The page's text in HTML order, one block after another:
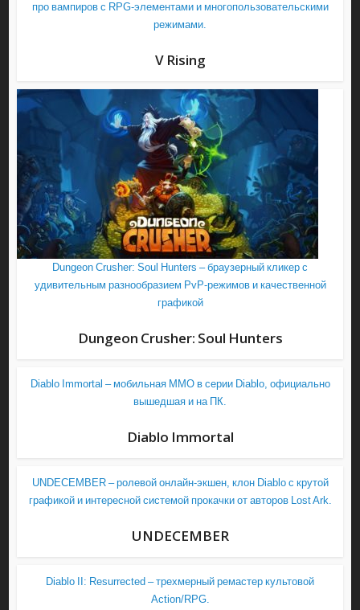
про вампиров с RPG-элементами и многопользовательскими
режимами.
V Rising
Dungeon Crusher: Soul Hunters – браузерный кликер с
удивительным разнообразием PvP-режимов и качественной
графикой
Dungeon Crusher: Soul Hunters
Diablo Immortal – мобильная MMO в серии Diablo, официально
вышедшая и на ПК.
Diablo Immortal
UNDECEMBER – ролевой онлайн-экшен, клон Diablo с крутой
графикой и интересной системой прокачки от авторов Lost Ark.
UNDECEMBER
Diablo II: Resurrected – трехмерный ремастер культовой
Action/RPG.